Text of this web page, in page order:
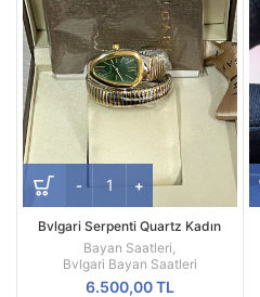
Bvlgari Serpenti Quartz Kadın
Saat | Yılan Formlu Lüks Tasarım
Bayan Saatleri
Bvlgari Bayan Saatleri
6.500,00TL